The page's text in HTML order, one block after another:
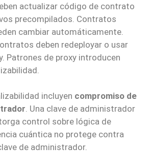
actualizar código de contrato
precompilados. Contratos
cambiar automáticamente.
deben redeployar o usar
Patrones de proxy introducen
incluyen compromiso de
. Una clave de administrador
control sobre lógica de
cuántica no protege contra
de administrador.